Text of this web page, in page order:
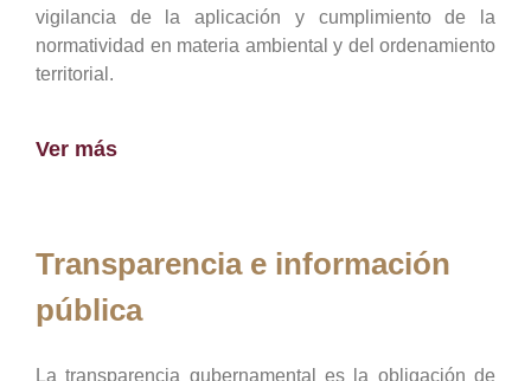
vigilancia de la aplicación y cumplimiento de la
normatividad en materia ambiental y del ordenamiento
territorial.
Ver más
Transparencia e información
pública
La transparencia gubernamental es la obligación de